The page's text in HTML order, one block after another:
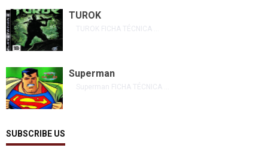
TUROK
TUROK FICHA TÉCNICA ...
Superman
Superman FICHA TÉCNICA ...
SUBSCRIBE US